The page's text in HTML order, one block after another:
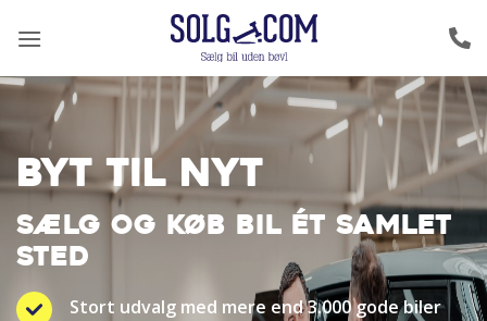
BYT TIL NYT
SÆLG OG KØB BIL ÉT SAMLET
STED
Stort udvalg med mere end 3.000 gode biler